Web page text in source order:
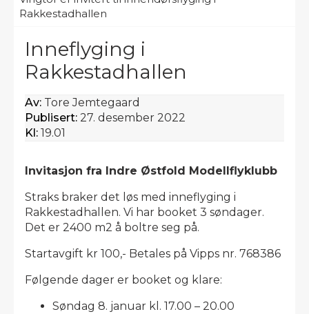
Rakkestadhallen
Inneflyging i
Rakkestadhallen
Av: Tore Jemtegaard
Publisert: 27. desember 2022
Kl: 19.01
Invitasjon fra Indre Østfold Modellflyklubb
Straks braker det løs med inneflyging i
Rakkestadhallen. Vi har booket 3 søndager.
Det er 2400 m2 å boltre seg på.
Startavgift kr 100,- Betales på Vipps nr. 768386
Følgende dager er booket og klare:
Søndag 8. januar kl. 17.00 – 20.00